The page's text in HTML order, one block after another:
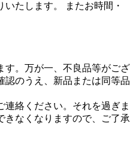
たします。 またお時間・
す。万が一、不良品等がござ
認のうえ、新品または同等品
絡ください。それを過ぎま
きなくなりますので、ご了承